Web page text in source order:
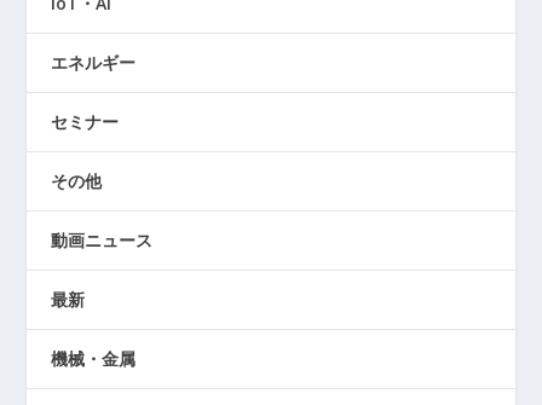
エネルギー
セミナー
その他
動画ニュース
最新
機械・金属